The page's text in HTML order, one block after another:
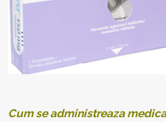
Cum se administreaza